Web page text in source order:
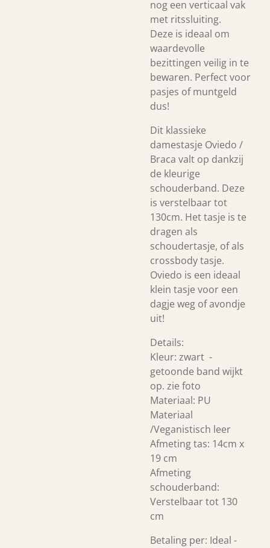
nog een verticaal vak
met ritssluiting.
Deze is ideaal om
waardevolle
bezittingen veilig in te
bewaren. Perfect voor
pasjes of muntgeld
dus!
Dit klassieke
damestasje Oviedo /
Braca valt op dankzij
de kleurige
schouderband. Deze
is verstelbaar tot
130cm. Het tasje is te
dragen als
schoudertasje, of als
crossbody tasje.
Oviedo is een ideaal
klein tasje voor een
dagje weg of avondje
uit!
Details:
Kleur: zwart -
getoonde band wijkt
op. zie foto
Materiaal: PU
Materiaal
/Veganistisch leer
Afmeting tas: 14cm x
19 cm
Afmeting
schouderband:
Verstelbaar tot 130
cm
Betaling per: Ideal -